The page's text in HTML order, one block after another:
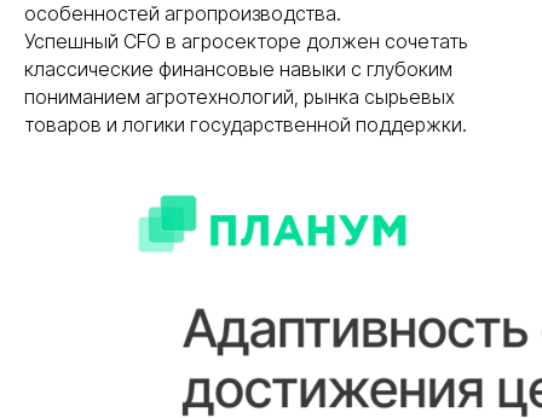
особенностей агропроизводства.
Успешный CFO в агросекторе должен сочетать
классические финансовые навыки с глубоким
пониманием агротехнологий, рынка сырьевых
товаров и логики государственной поддержки.